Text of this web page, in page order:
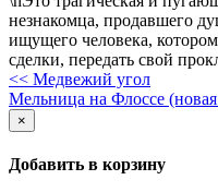
незнакомца, продавшего
ищущего человека,
сделки, передать свой
<< Медвежий угол
Мельница на Флоссе
×
Добавить в корзину